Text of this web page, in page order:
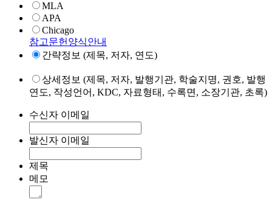
MLA
APA
Chicago
참고문헌양식안내
간략정보 (제목, 저자, 연도)
상세정보 (제목, 저자, 발행기관, 학술지명, 권호, 발행
연도, 작성언어, KDC, 자료형태, 수록면, 소장기관, 초록)
수신자 이메일
발신자 이메일
제목
메모